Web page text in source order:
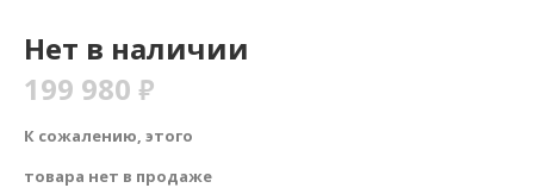
Нет в наличии
199 980 ₽
К сожалению, этого
товара нет в продаже